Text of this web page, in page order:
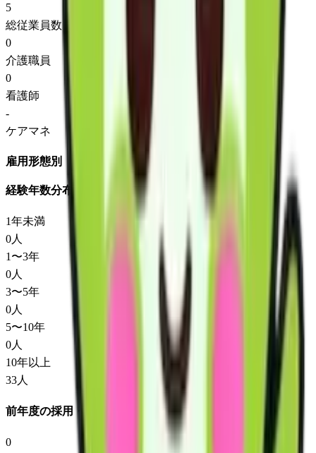
5
総従業員数
0
介護職員
0
看護師
-
ケアマネ
雇用形態別
経験年数分布
1年未満
0人
1〜3年
0人
3〜5年
0人
5〜10年
0人
10年以上
33人
前年度の採用・退職
0